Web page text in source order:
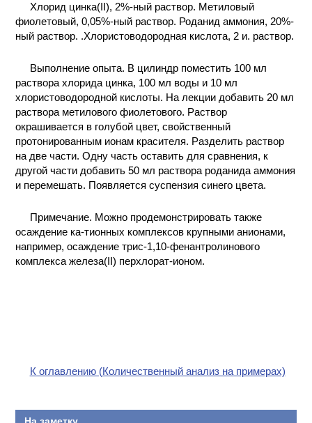
Хлорид цинка(II), 2%-ный раствор. Метиловый
фиолетовый, 0,05%-ный раствор. Роданид аммония, 20%-
ный раствор. .Хлористоводородная кислота, 2 и. раствор.
Выполнение опыта. В цилиндр поместить 100 мл
раствора хлорида цинка, 100 мл воды и 10 мл
хлористоводородной кислоты. На лекции добавить 20 мл
раствора метилового фиолетового. Раствор
окрашивается в голубой цвет, свойственный
протонированным ионам красителя. Разделить раствор
на две части. Одну часть оставить для сравнения, к
другой части добавить 50 мл раствора роданида аммония
и перемешать. Появляется суспензия синего цвета.
Примечание. Можно продемонстрировать также
осаждение ка-тионных комплексов крупными анионами,
например, осаждение трис-1,10-фенантролинового
комплекса железа(II) перхлорат-ионом.
К оглавлению (Количественный анализ на примерах)